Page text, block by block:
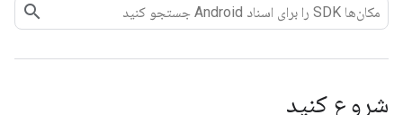
شروع کنید